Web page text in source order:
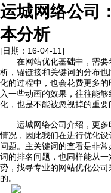
运城网络公司
本分析
[日期：16-04-11]
在网站优化基础中，需要
析，锚链接和关键词的分布
化的过程中，也会花费更多
入一些动画的效果，往往能
化，也是不能被忽视掉的重要
运城网络公司介绍，更多
情况，因此我们在进行优化
问题。主关键词的查看是非
词的排名问题，也同样能从
势，找寻专业的网站优化公
的。